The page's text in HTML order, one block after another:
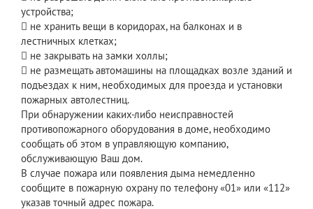
устройства;
 не хранить вещи в коридорах, на балконах и в
лестничных клетках;
 не закрывать на замки холлы;
 не размещать автомашины на площадках возле зданий и
подъездах к ним, необходимых для проезда и установки
пожарных автолестниц.
При обнаружении каких-либо неисправностей
противопожарного оборудования в доме, необходимо
сообщать об этом в управляющую компанию,
обслуживающую Ваш дом.
В случае пожара или появления дыма немедленно
сообщите в пожарную охрану по телефону «01» или «112»
указав точный адрес пожара.